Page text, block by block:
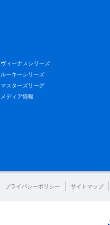
ヴィーナスシリーズ
ルーキーシリーズ
マスターズリーグ
メディア情報
プライバシーポリシー サイトマップ